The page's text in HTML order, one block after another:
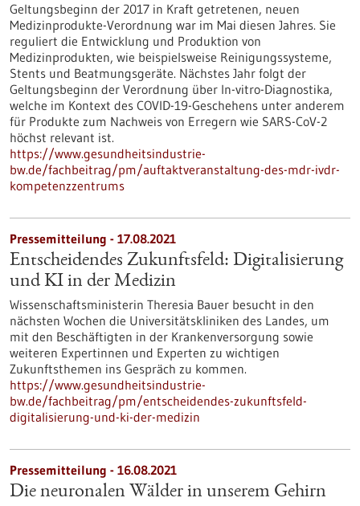
Geltungsbeginn der 2017 in Kraft getretenen, neuen
Medizinprodukte-Verordnung war im Mai diesen Jahres. Sie
reguliert die Entwicklung und Produktion von
Medizinprodukten, wie beispielsweise Reinigungssysteme,
Stents und Beatmungsgeräte. Nächstes Jahr folgt der
Geltungsbeginn der Verordnung über In-vitro-Diagnostika,
welche im Kontext des COVID-19-Geschehens unter anderem
für Produkte zum Nachweis von Erregern wie SARS-CoV-2
höchst relevant ist.
https://www.gesundheitsindustrie-
bw.de/fachbeitrag/pm/auftaktveranstaltung-des-mdr-ivdr-
kompetenzzentrums
Pressemitteilung - 17.08.2021
Entscheidendes Zukunftsfeld: Digitalisierung
und KI in der Medizin
Wissenschaftsministerin Theresia Bauer besucht in den
nächsten Wochen die Universitätskliniken des Landes, um
mit den Beschäftigten in der Kranken­ver­sorgung sowie
weiteren Expertinnen und Experten zu wichtigen
Zukunftsthemen ins Gespräch zu kommen.
https://www.gesundheitsindustrie-
bw.de/fachbeitrag/pm/entscheidendes-zukunftsfeld-
digitalisierung-und-ki-der-medizin
Pressemitteilung - 16.08.2021
Die neuronalen Wälder in unserem Gehirn